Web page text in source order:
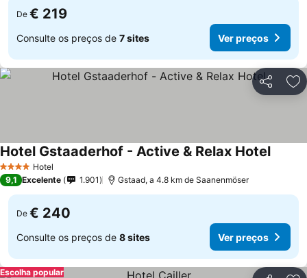
De € 219
Consulte os preços de 7 sites Ver preços
Partilhar
4 EstrelasHotel
Hotel Gstaaderhof - Active & Relax Hotel
9,1 Excelente 1.901 Gstaad, a 4.8 km de Saanenmöser
De € 240
Consulte os preços de 8 sites Ver preços
Escolha popular